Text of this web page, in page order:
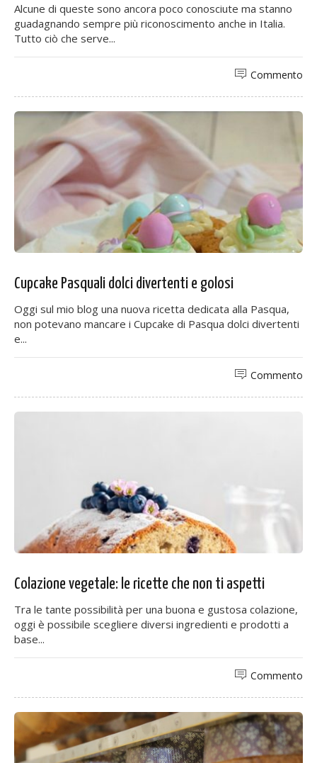
Alcune di queste sono ancora poco conosciute ma stanno
guadagnando sempre più riconoscimento anche in Italia.
Tutto ciò che serve...
Commento
Cupcake Pasquali dolci divertenti e golosi
Oggi sul mio blog una nuova ricetta dedicata alla Pasqua,
non potevano mancare i Cupcake di Pasqua dolci divertenti
e...
Commento
Colazione vegetale: le ricette che non ti aspetti
Tra le tante possibilità per una buona e gustosa colazione,
oggi è possibile scegliere diversi ingredienti e prodotti a
base...
Commento